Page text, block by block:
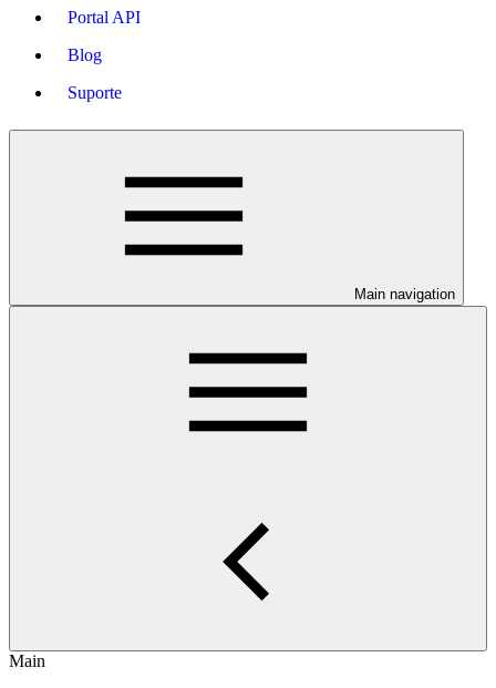
Portal API
Blog
Suporte
Main navigation
Main